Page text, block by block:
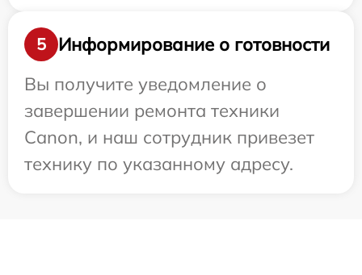
5
Информирование о готовности
Вы получите уведомление о
завершении ремонта техники
Canon, и наш сотрудник привезет
технику по указанному адресу.